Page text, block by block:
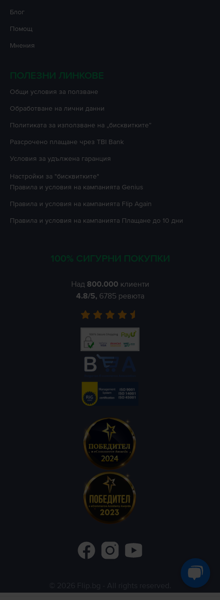
Блог
Помощ
Мнения
ПОЛЕЗНИ ЛИНКОВЕ
Oбщи условия за ползване
Oбработване на лични данни
Политиката за използване на „бисквитките”
Разсрочено плащане чрез TBI Bank
Условия за удължена гаранция
Настройки за "бисквитките"
Правила и условия на кампанията Genius
Правила и условия на кампанията Flip Again
Правила и условия на кампанията Плащане до 10 дни
100% СИГУРНИ ПОКУПКИ
Над 800.000 клиенти
4.8/5, 6785 ревюта